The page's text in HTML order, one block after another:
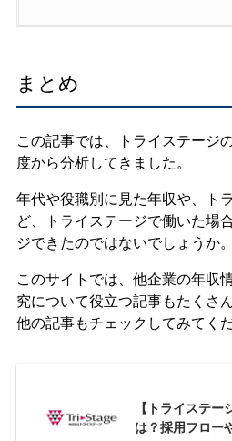
まとめ
この記事では、トライステージ
度から分析してきました。
年代や役職別に見た年収や、ト
ど、トライステージで働いた場
ジできたのではないでしょうか。
このサイトでは、他企業の年収
究について役立つ記事もたくさ
他の記事もチェックしてみてく
【トライステ
は？採用フロー